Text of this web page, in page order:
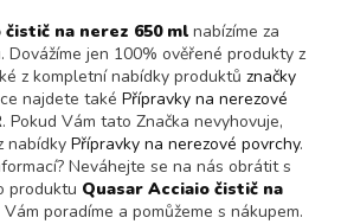
čistič na nerez 650 mlnabízíme za
Dovážíme jen 100% ověřené produkty z
z kompletní nabídky produktů značky
najdete také Přípravky na nerezové
. Pokud Vám tato Značka nevyhovuje,
nabídky Přípravky na nerezové povrchy.
Neváhejte se na nás obrátit s
produktu Quasar Acciaio čistič na
Vám poradíme a pomůžeme s nákupem.